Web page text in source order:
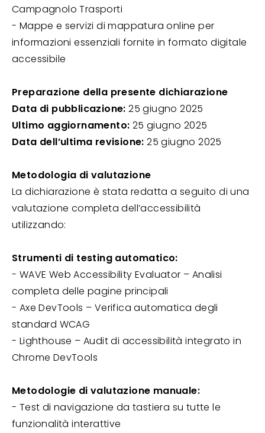
Campagnolo Trasporti
- Mappe e servizi di mappatura online per
informazioni essenziali fornite in formato digitale
accessibile
Preparazione della presente dichiarazione
Data di pubblicazione: 25 giugno 2025
Ultimo aggiornamento: 25 giugno 2025
Data dell’ultima revisione: 25 giugno 2025
Metodologia di valutazione
La dichiarazione è stata redatta a seguito di una
valutazione completa dell’accessibilità
utilizzando:
Strumenti di testing automatico:
- WAVE Web Accessibility Evaluator – Analisi
completa delle pagine principali
- Axe DevTools – Verifica automatica degli
standard WCAG
- Lighthouse – Audit di accessibilità integrato in
Chrome DevTools
Metodologie di valutazione manuale:
- Test di navigazione da tastiera su tutte le
funzionalità interattive